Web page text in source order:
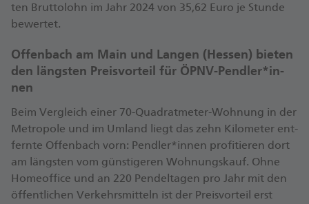
ten Brut­to­lohn im Jahr 2024 von 35,62 Eu­ro je Stun­de
be­wer­tet.
Of­fen­bach am Main und Lan­gen (Hes­sen) bie­ten
den längs­ten Preis­vor­teil für ÖPNV-Pend­ler*in­
nen
Beim Ver­gleich ei­ner 70-Qua­drat­me­ter-Woh­nung in der
Me­tro­po­le und im Um­land liegt das zehn Ki­lo­me­ter ent­
fern­te Of­fen­bach vorn: Pend­ler*in­nen pro­fi­tie­ren dort
am längs­ten vom güns­ti­ge­ren Woh­nungs­kauf. Oh­ne
Ho­me­of­fice und an 220 Pen­del­ta­gen pro Jahr mit den
öf­fent­li­chen Ver­kehrs­mit­teln ist der Preis­vor­teil erst